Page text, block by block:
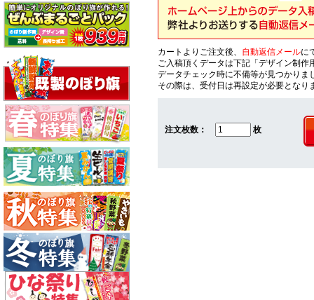
カートよりご注文後、 自動返信メールに
ご入稿頂くデータは下記「デザイン制
データチェック時に不備等が見つかり
その際は、受付日は再設定が必要となり
注文枚数： 枚